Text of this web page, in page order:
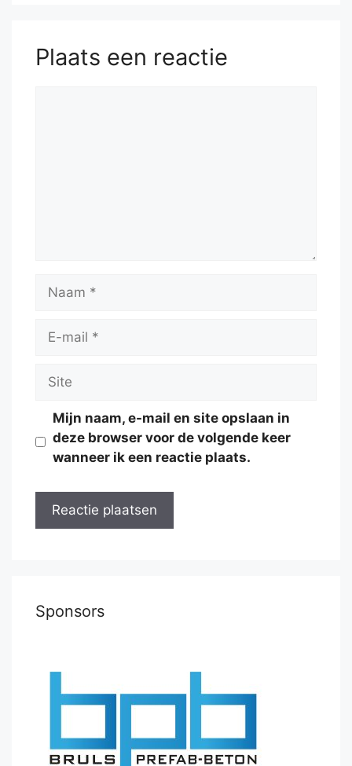
Plaats een reactie
Naam
Site
Mijn naam, e-mail en site opslaan in
deze browser voor de volgende keer
wanneer ik een reactie plaats.
Sponsors